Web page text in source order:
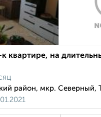
квартире, на
район, мкр. Северный,